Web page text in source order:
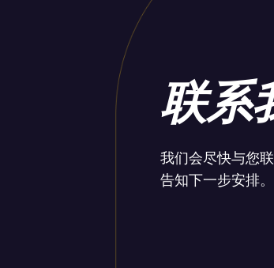
联系
我们会尽快与您
告知下一步安排。